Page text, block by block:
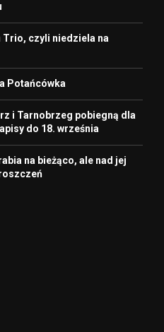
czyli niedziela na
Potańcówka
i Tarnobrzeg pobiegną dla
do 18. września
na bieżąco, ale nad jej